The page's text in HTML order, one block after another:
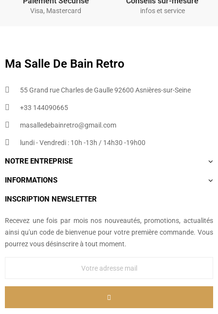
Visa, Mastercard infos et service
Ma Salle De Bain Retro
55 Grand rue Charles de Gaulle 92600 Asnières-sur-Seine
+33 144090665​
masalledebainretro@gmail.com
lundi - Vendredi : 10h -13h / 14h30 -19h00
NOTRE ENTREPRISE
INFORMATIONS
INSCRIPTION NEWSLETTER
Recevez une fois par mois nos nouveautés, promotions, actualités
ainsi qu'un code de bienvenue pour votre première commande. Vous
pourrez vous désinscrire à tout moment.